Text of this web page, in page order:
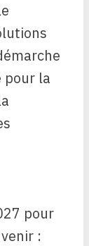
pour la
pour
: